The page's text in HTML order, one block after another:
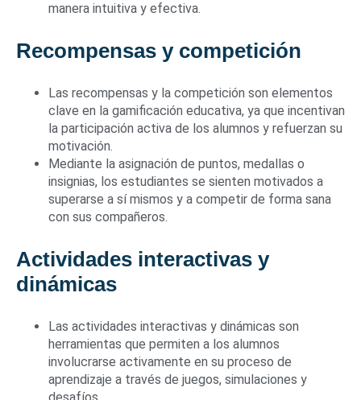
manera intuitiva y efectiva.
Recompensas y competición
Las recompensas y la competición son elementos
clave en la gamificación educativa, ya que incentivan
la participación activa de los alumnos y refuerzan su
motivación.
Mediante la asignación de puntos, medallas o
insignias, los estudiantes se sienten motivados a
superarse a sí mismos y a competir de forma sana
con sus compañeros.
Actividades interactivas y
dinámicas
Las actividades interactivas y dinámicas son
herramientas que permiten a los alumnos
involucrarse activamente en su proceso de
aprendizaje a través de juegos, simulaciones y